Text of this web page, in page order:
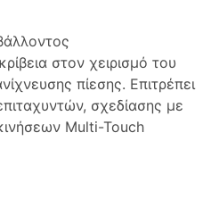
στον χειρισμό του
πίεσης. Επιτρέπει
σχεδίασης με
Multi-Touch